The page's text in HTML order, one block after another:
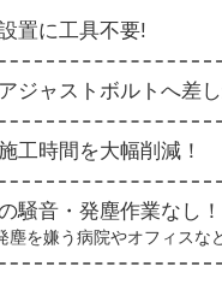
置に工具不要!
ジャストボルトへ差
工時間を大幅削減！
騒音・発塵作業なし！
塵を嫌う病院やオフィスな